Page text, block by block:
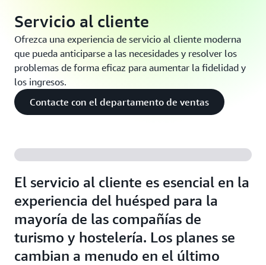
Servicio al cliente
Ofrezca una experiencia de servicio al cliente moderna
que pueda anticiparse a las necesidades y resolver los
problemas de forma eficaz para aumentar la fidelidad y
los ingresos.
Contacte con el departamento de ventas
El servicio al cliente es esencial en la
experiencia del huésped para la
mayoría de las compañías de
turismo y hostelería. Los planes se
cambian a menudo en el último